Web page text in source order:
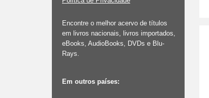
Encontre o melhor acervo de títulos
em livros nacionais, livros importados,
eBooks, AudioBooks, DVDs e Blu-
Rays.
Em outros países: